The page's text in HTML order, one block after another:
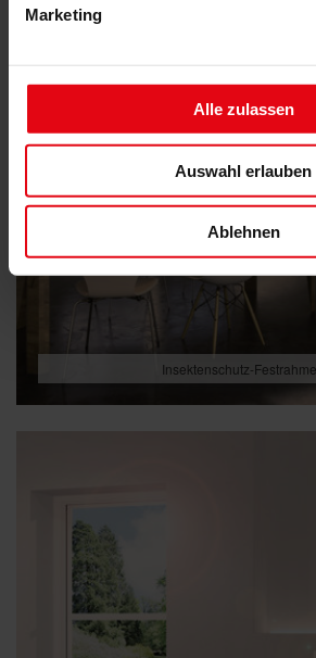
Marketing
Alle zulassen
Auswahl erlauben
Ablehnen
Insektenschutz-